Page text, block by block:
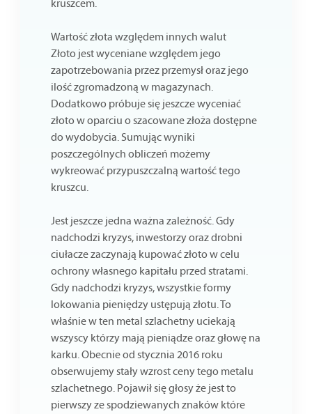
kruszcem.
Wartość złota względem innych walut
Złoto jest wyceniane względem jego
zapotrzebowania przez przemysł oraz jego
ilość zgromadzoną w magazynach.
Dodatkowo próbuje się jeszcze wyceniać
złoto w oparciu o szacowane złoża dostępne
do wydobycia. Sumując wyniki
poszczególnych obliczeń możemy
wykreować przypuszczalną wartość tego
kruszcu.
Jest jeszcze jedna ważna zależność. Gdy
nadchodzi kryzys, inwestorzy oraz drobni
ciułacze zaczynają kupować złoto w celu
ochrony własnego kapitału przed stratami.
Gdy nadchodzi kryzys, wszystkie formy
lokowania pieniędzy ustępują złotu. To
właśnie w ten metal szlachetny uciekają
wszyscy którzy mają pieniądze oraz głowę na
karku. Obecnie od stycznia 2016 roku
obserwujemy stały wzrost ceny tego metalu
szlachetnego. Pojawił się głosy że jest to
pierwszy ze spodziewanych znaków które